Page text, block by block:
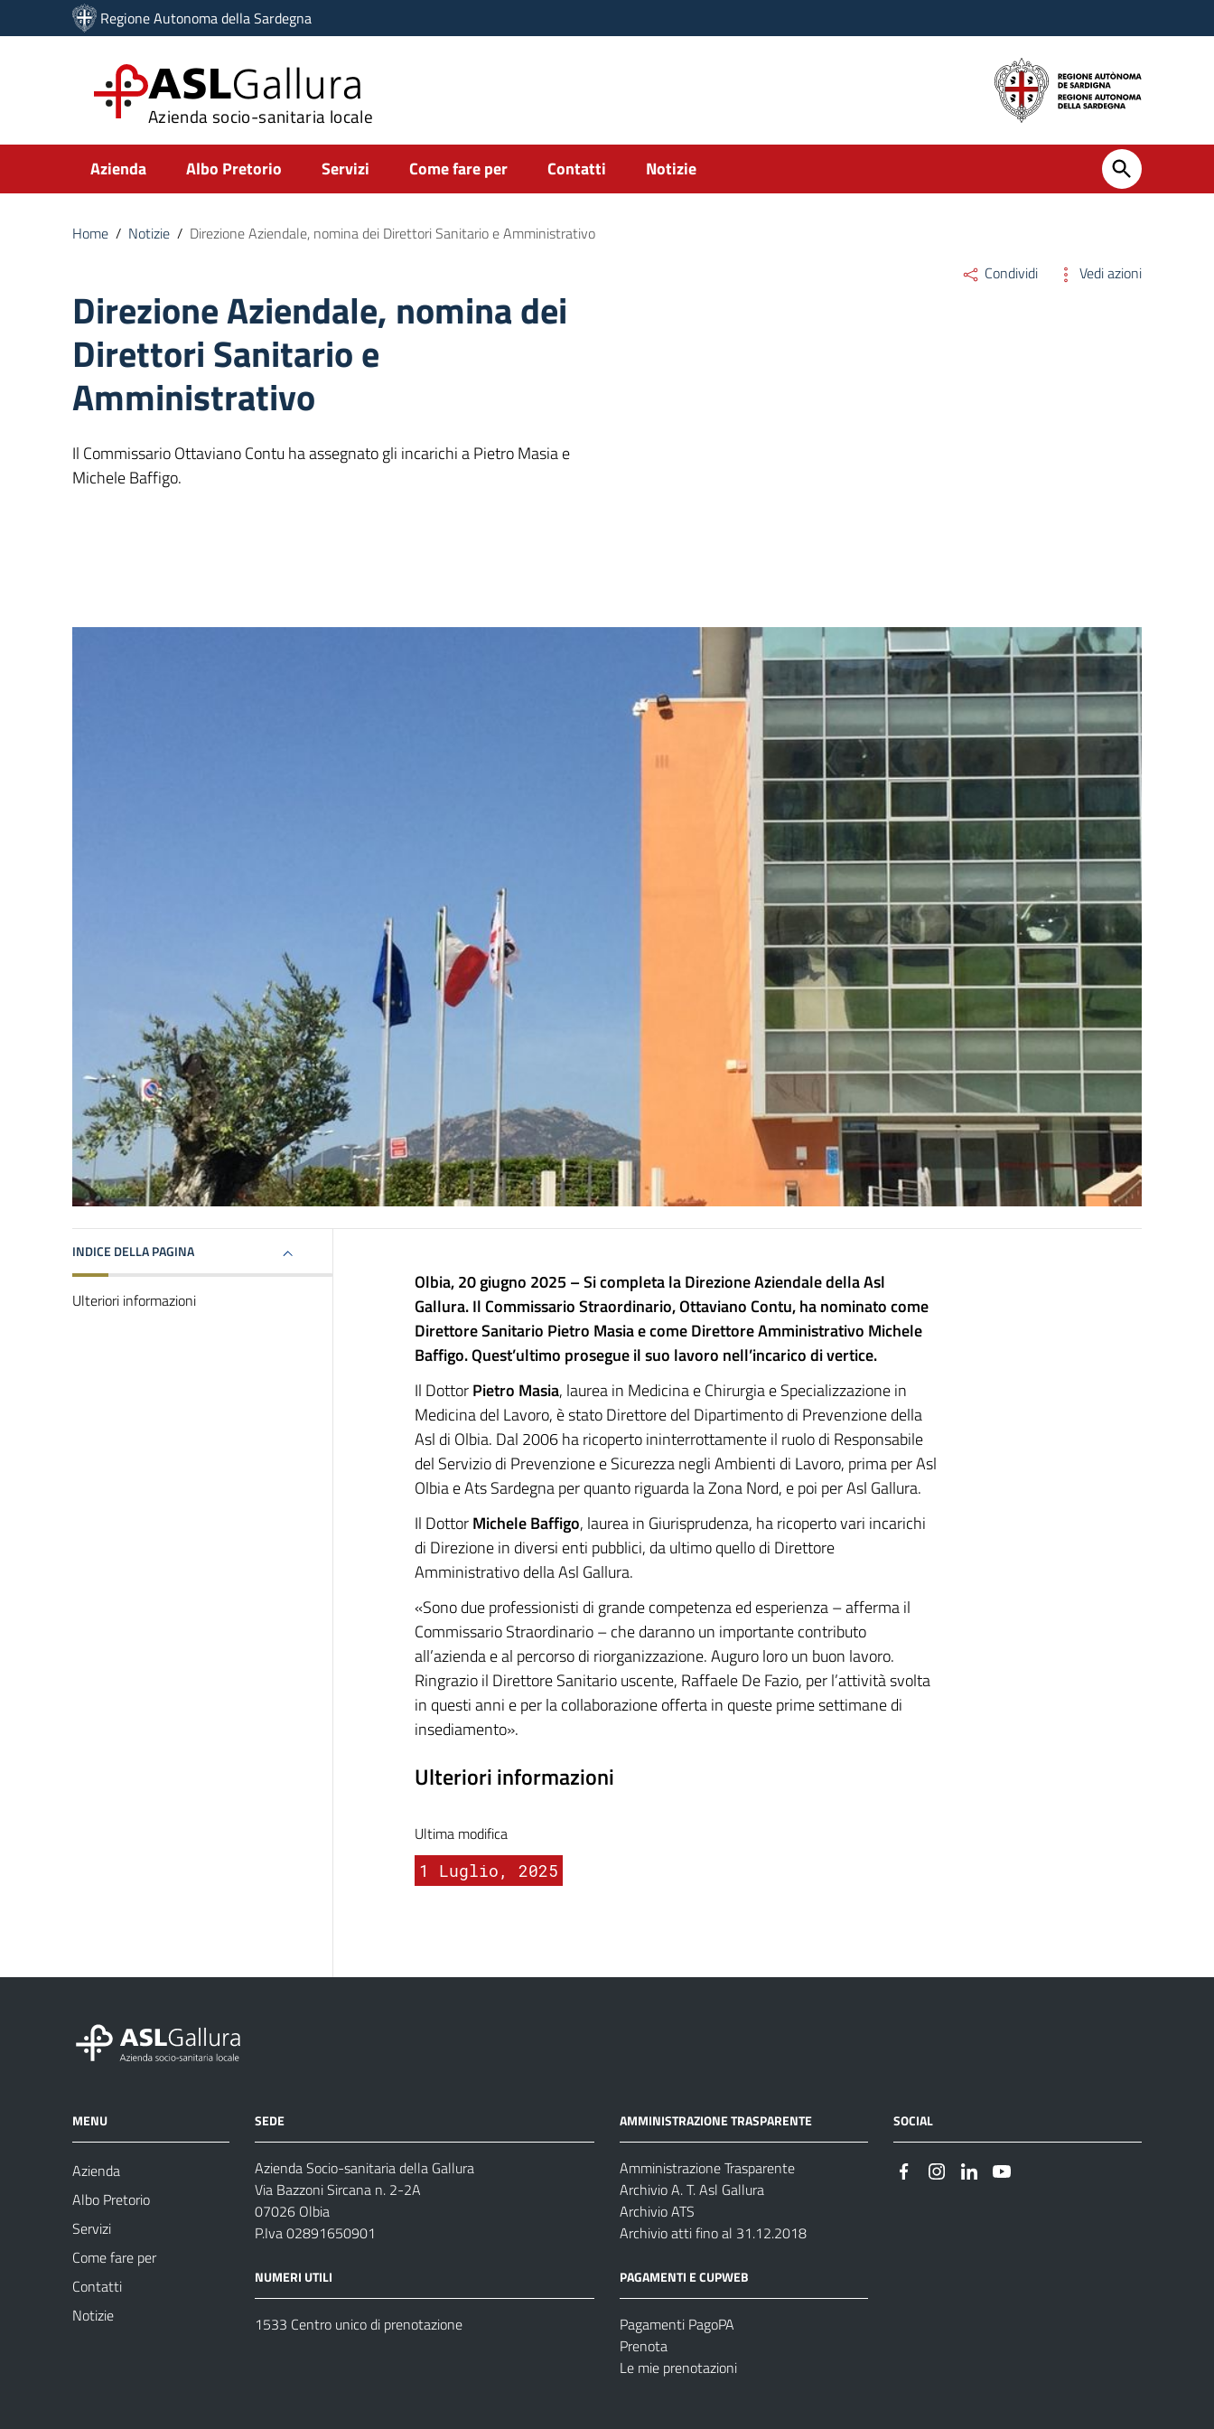
Vai ai contenuti
Vai al menu di navigazione
Regione Autonoma della Sardegna
ASLGallura
Azienda socio-sanitaria locale
Submenu
Azienda Albo Pretorio Servizi Come fare per Contatti Notizie
Home / Notizie / Direzione Aziendale, nomina dei Direttori Sanitario e Amministrativo
Direzione Aziendale, nomina dei
Direttori Sanitario e
Amministrativo
Il Commissario Ottaviano Contu ha assegnato gli incarichi a Pietro Masia e
Michele Baffigo.
Condividi Vedi azioni
INDICE DELLA PAGINA
Ulteriori informazioni
Olbia, 20 giugno 2025 – Si completa la Direzione Aziendale della Asl
Gallura. Il Commissario Straordinario, Ottaviano Contu, ha nominato come
Direttore Sanitario Pietro Masia e come Direttore Amministrativo Michele
Baffigo. Quest’ultimo prosegue il suo lavoro nell’incarico di vertice.
Il DottorPietro Masia, laurea in Medicina e Chirurgia e Specializzazione in
Medicina del Lavoro, è stato Direttore del Dipartimento di Prevenzione della
Asl di Olbia. Dal 2006 ha ricoperto ininterrottamente il ruolo di Responsabile
del Servizio di Prevenzione e Sicurezza negli Ambienti di Lavoro, prima per Asl
Olbia e Ats Sardegna per quanto riguarda la Zona Nord, e poi per Asl Gallura.
Il DottorMichele Baffigo, laurea in Giurisprudenza, ha ricoperto vari incarichi
di Direzione in diversi enti pubblici, da ultimo quello di Direttore
Amministrativo della Asl Gallura.
«Sono due professionisti di grande competenza ed esperienza – afferma il
Commissario Straordinario – che daranno un importante contributo
all’azienda e al percorso di riorganizzazione. Auguro loro un buon lavoro.
Ringrazio il Direttore Sanitario uscente, Raffaele De Fazio, per l’attività svolta
in questi anni e per la collaborazione offerta in queste prime settimane di
insediamento».
Ulteriori informazioni
Ultima modifica
1 Luglio, 2025
MENU
Azienda
Albo Pretorio
Servizi
Come fare per
Contatti
Notizie
SEDE
Azienda Socio-sanitaria della Gallura
Via Bazzoni Sircana n. 2-2A
07026 Olbia
P.Iva 02891650901
NUMERI UTILI
1533 Centro unico di prenotazione
AMMINISTRAZIONE TRASPARENTE
Amministrazione Trasparente
Archivio A. T. Asl Gallura
Archivio ATS
Archivio atti fino al 31.12.2018
PAGAMENTI E CUPWEB
Pagamenti PagoPA
Prenota
Le mie prenotazioni
SOCIAL